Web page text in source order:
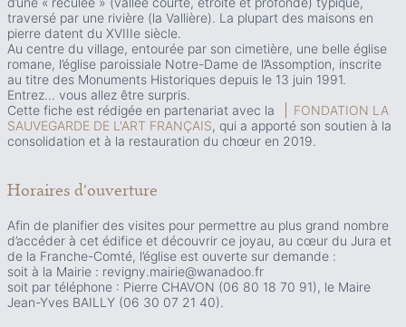
traversé par une rivière (la Vallière). La plupart des maisons en
pierre datent du XVIIIe siècle.
Au centre du village, entourée par son cimetière, une belle église
romane, l’église paroissiale Notre-Dame de l’Assomption, inscrite
au titre des Monuments Historiques depuis le 13 juin 1991.
Entrez... vous allez être surpris.
Cette fiche est rédigée en partenariat avec la
FONDATION LA
SAUVEGARDE DE L'ART FRANÇAIS, qui a apporté son soutien à la
consolidation et à la restauration du chœur en 2019.
Horaires d'ouverture
Afin de planifier des visites pour permettre au plus grand nombre
d’accéder à cet édifice et découvrir ce joyau, au cœur du Jura et
de la Franche-Comté, l’église est ouverte sur demande :
soit à la Mairie : revigny.mairie@wanadoo.fr
soit par téléphone : Pierre CHAVON (06 80 18 70 91), le Maire
Jean-Yves BAILLY (06 30 07 21 40).